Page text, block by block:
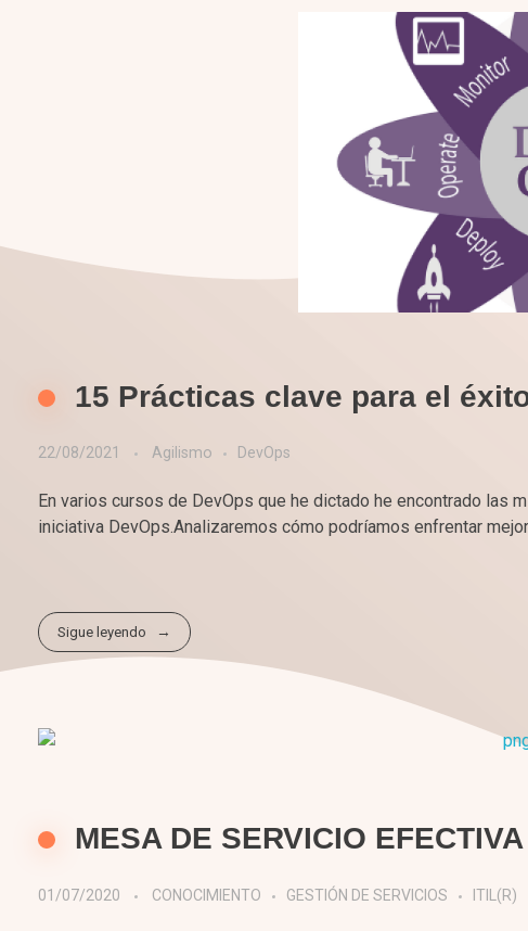
15 Prácticas clave para el
22/08/2021 Agilismo DevOps
En varios cursos de DevOps que he dictado he encontrado las
iniciativa DevOps.Analizaremos cómo podríamos enfrentar
Sigue leyendo
MESA DE SERVICIO
01/07/2020 CONOCIMIENTO GESTIÓN DE SERVICIOS ITIL(R)